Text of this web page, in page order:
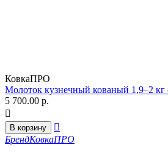
КовкаПРО
Молоток кузнечный кованый 1,9–2 кг
5 700.00 р.

В корзину

БрендКовкаПРО